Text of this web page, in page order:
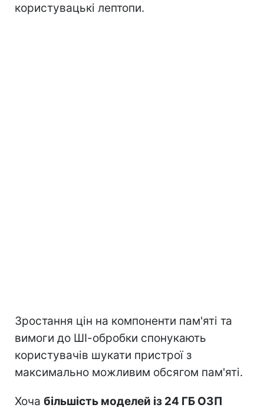
користувацькі лептопи.
Зростання цін на компоненти пам'яті та
вимоги до ШІ-обробки спонукають
користувачів шукати пристрої з
максимально можливим обсягом пам'яті.
Хоча більшість моделей із 24 ГБ ОЗП